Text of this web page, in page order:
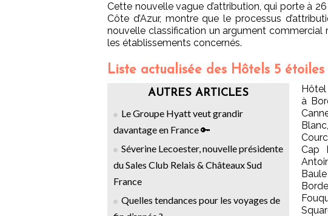
Cette nouvelle vague d’attribution, qui porte à
Côte d’Azur, montre que le processus
nouvelle classification un argument commercial
les établissements concernés.
Liste actualisée des Hôtels 5 étoiles
AUTRES ARTICLES
Le Groupe Hyatt veut grandir
davantage en France 🔑
Séverine Lecoester, nouvelle présidente
du Sales Club Relais & Châteaux Sud
France
Quelles tendances pour les voyages de
Hôtel
à
Cap